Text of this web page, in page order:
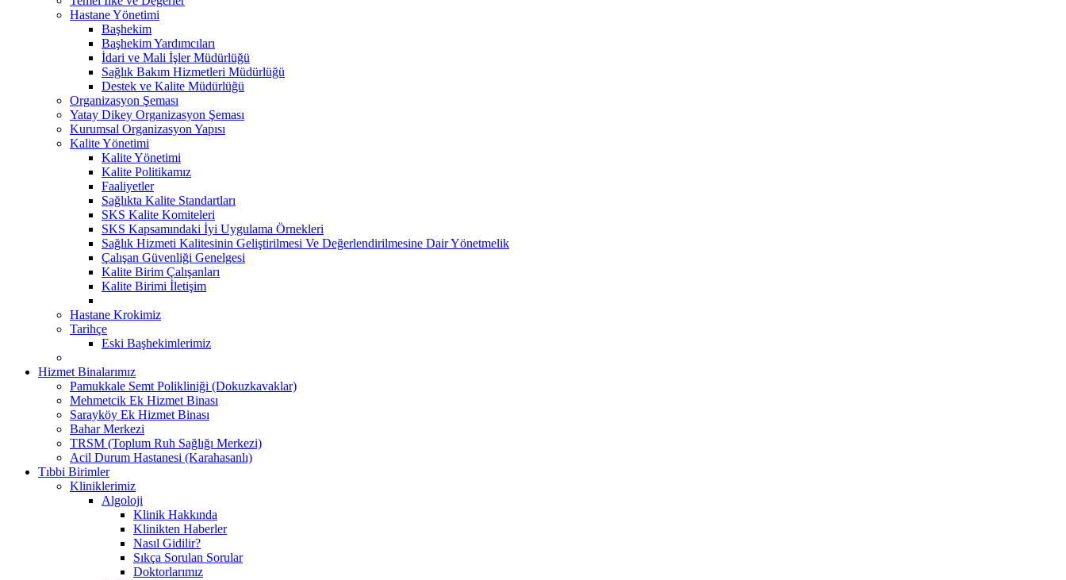
Hastane Yönetimi
Başhekim
Başhekim Yardımcıları
İdari ve Mali İşler Müdürlüğü
Sağlık Bakım Hizmetleri Müdürlüğü
Destek ve Kalite Müdürlüğü
Organizasyon Şeması
Yatay Dikey Organizasyon Şeması
Kurumsal Organizasyon Yapısı
Kalite Yönetimi
Kalite Yönetimi
Kalite Politikamız
Faaliyetler
Sağlıkta Kalite Standartları
SKS Kalite Komiteleri
SKS Kapsamındaki İyi Uygulama Örnekleri
Sağlık Hizmeti Kalitesinin Geliştirilmesi Ve Değerlendirilmesine Dair Yönetmelik
Çalışan Güvenliği Genelgesi
Kalite Birim Çalışanları
Kalite Birimi İletişim
Hastane Krokimiz
Tarihçe
Eski Başhekimlerimiz
Hizmet Binalarımız
Pamukkale Semt Polikliniği (Dokuzkavaklar)
Mehmetcik Ek Hizmet Binası
Sarayköy Ek Hizmet Binası
Bahar Merkezi
TRSM (Toplum Ruh Sağlığı Merkezi)
Acil Durum Hastanesi (Karahasanlı)
Tıbbi Birimler
Kliniklerimiz
Algoloji
Klinik Hakkında
Klinikten Haberler
Nasıl Gidilir?
Sıkça Sorulan Sorular
Doktorlarımız